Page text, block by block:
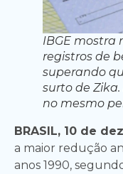
IBGE mostra
registros de
superando
surto de Zika.
no mesmo
BRASIL, 10 de
a maior redução
anos 1990,